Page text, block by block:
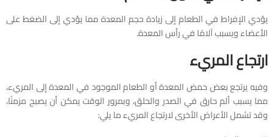
يؤدي الإفراط في الطعام إلى زيادة حجم المعدة مما يؤدي إلى الضغط على
الأعضاء ويسبب آلامًا في رأس المعدة.
ارتجاع المريء
وفيه يرتجع بعض حمض المعدة أو الطعام الموجود في المعدة إلى المريء،
مما يسبب ألم حارق في الصدر والحلق، وبمرور الوقت يمكن أن يصبح مزمنًا،
وقد تشمل الأعراض الأخرى لارتجاع المريء ما يلي: